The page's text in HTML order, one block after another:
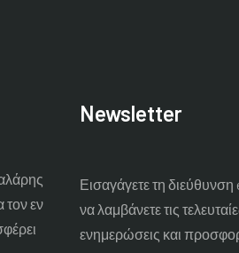
τον εν
Newsletter
Εισαγάγετε τη διεύθυνση
να λαμβάνετε τις
ενημερώσεις και